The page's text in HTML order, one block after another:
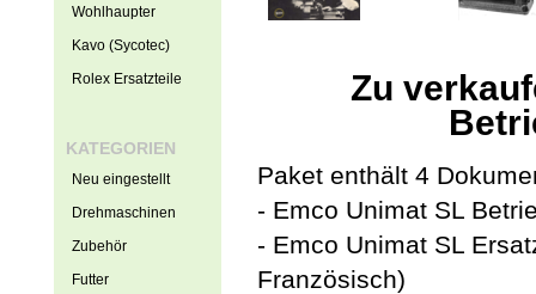
Zu
Paket enthält 4
- Emco Unimat SL
- Emco Unimat SL
Französisch)
Wohlhaupter
Kavo (Sycotec)
Rolex Ersatzteile
KATEGORIEN
Neu eingestellt
Drehmaschinen
Zubehör
Futter